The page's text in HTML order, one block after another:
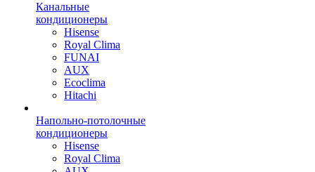
Канальные
кондиционеры
Hisense
Royal Clima
FUNAI
AUX
Ecoclima
Hitachi
Напольно-потолочные
кондиционеры
Hisense
Royal Clima